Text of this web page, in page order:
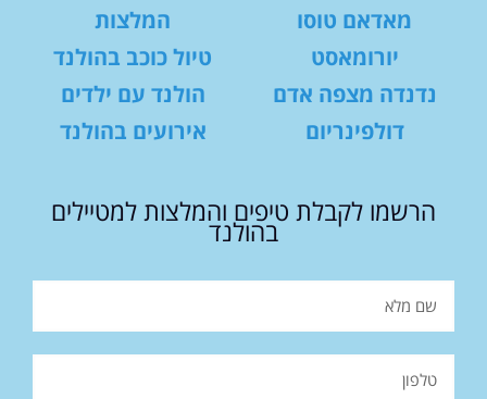
מאדאם טוסו
יורומאסט
נדנדה מצפה אדם
דולפינריום
המלצות
טיול כוכב בהולנד
הולנד עם ילדים
אירועים בהולנד
הרשמו לקבלת טיפים והמלצות למטיילים
בהולנד